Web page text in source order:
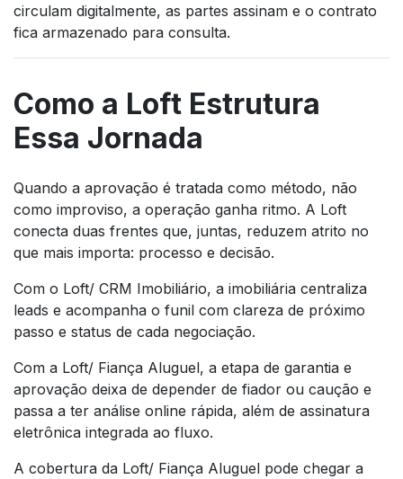
circulam digitalmente, as partes assinam e o contrato
fica armazenado para consulta.
Como a Loft Estrutura
Essa Jornada
Quando a aprovação é tratada como método, não
como improviso, a operação ganha ritmo. A Loft
conecta duas frentes que, juntas, reduzem atrito no
que mais importa: processo e decisão.
Com o Loft/ CRM Imobiliário, a imobiliária centraliza
leads e acompanha o funil com clareza de próximo
passo e status de cada negociação.
Com a Loft/ Fiança Aluguel, a etapa de garantia e
aprovação deixa de depender de fiador ou caução e
passa a ter análise online rápida, além de assinatura
eletrônica integrada ao fluxo.
A cobertura da Loft/ Fiança Aluguel pode chegar a